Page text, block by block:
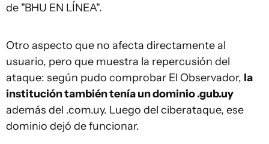
de "BHU EN LÍNEA".
Otro aspecto que no afecta directamente al
usuario, pero que muestra la repercusión del
ataque: según pudo comprobar El Observador, la
institución también tenía un dominio .gub.uy
además del .com.uy. Luego del ciberataque, ese
dominio dejó de funcionar.